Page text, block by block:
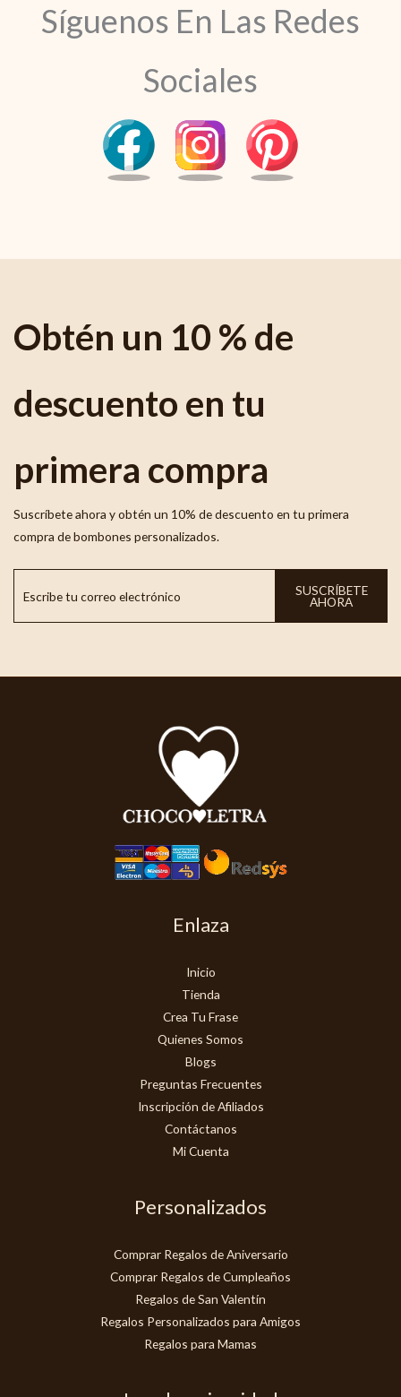
Síguenos En Las Redes
Sociales
Obtén un 10 % de
descuento en tu
primera compra
Suscríbete ahora y obtén un 10% de descuento en tu primera
compra de bombones personalizados.
SUSCRÍBETE
AHORA
Enlaza
Inicio
Tienda
Crea Tu Frase
Quienes Somos
Blogs
Preguntas Frecuentes
Inscripción de Afiliados
Contáctanos
Mi Cuenta
Personalizados
Comprar Regalos de Aniversario
Comprar Regalos de Cumpleaños
Regalos de San Valentín
Regalos Personalizados para Amigos
Regalos para Mamas